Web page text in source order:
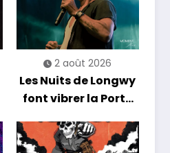
2 août 2026
Les Nuits de Longwy
font vibrer la Porte
soirée entre